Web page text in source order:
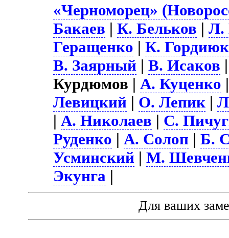
«Черноморец»
Бакаев |К. Бельков |Л.
Геращенко |К. Гордиюк
В. Заярный |В. Исаков
Курдюмов |А. Куценко
Левицкий | О. Лепик |
|А. Николаев | С.
Руденко |А. Солоп |Б.
Усминский |М.
Экунга |
Для ваших